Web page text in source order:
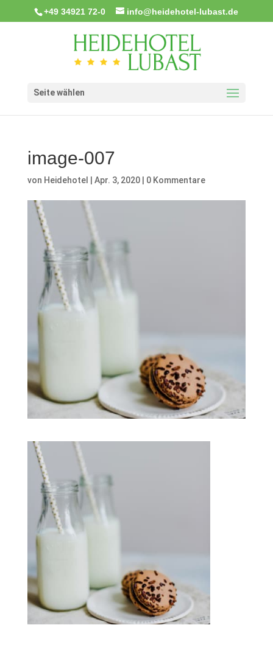
+49 34921 72-0 info@heidehotel-lubast.de
Seite wählen
image-007
von Heidehotel Apr. 3, 2020| 0 Kommentare